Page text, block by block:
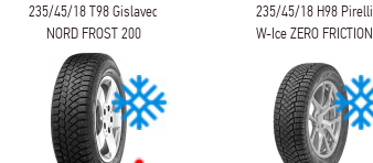
235/45/18 T98 Gislaved
NORD FROST 200
235/45/18 H98 Pirelli
W-Ice ZERO FRICTION